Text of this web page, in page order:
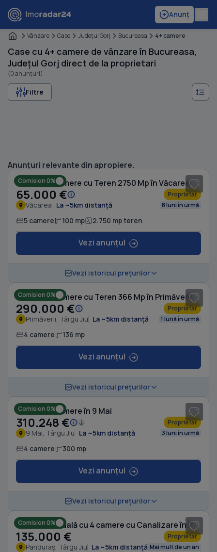
Anunț
Vânzare Case Judeţul Gorj Bucureasa 4+ camere
Case cu 4+ camere de vânzare în Bucureasa,
Județul Gorj direct de la proprietari
(0 anunțuri)
Filtre
Anunțuri relevante din apropiere.
Comision 0%
Casă cu 5 camere cu Teren 2750 Mp în Văcarea
65.000 € Proprietar
Văcarea La ~5km distanță 8 luni în urmă
5 camere 100 mp 2.750 mp teren
Vezi anunțul
Vezi istoricul prețurilor
Comision 0%
Casă cu 4 camere cu Teren 366 Mp în Primăverii
290.000 € Proprietar
Primăverii, Târgu Jiu La ~5km distanță 1 lună în urmă
4 camere 136 mp
Vezi anunțul
Vezi istoricul prețurilor
Comision 0%
Casă cu 4 camere în 9 Mai
310.248 € Proprietar
9 Mai, Târgu Jiu La ~5km distanță 3 luni în urmă
4 camere 300 mp
Vezi anunțul
Vezi istoricul prețurilor
Comision 0% Casă individuală cu 4 camere cu Canalizare în Panduraș
135.000 € Proprietar
Panduraș, Târgu Jiu La ~5km distanță Mai mult de un an